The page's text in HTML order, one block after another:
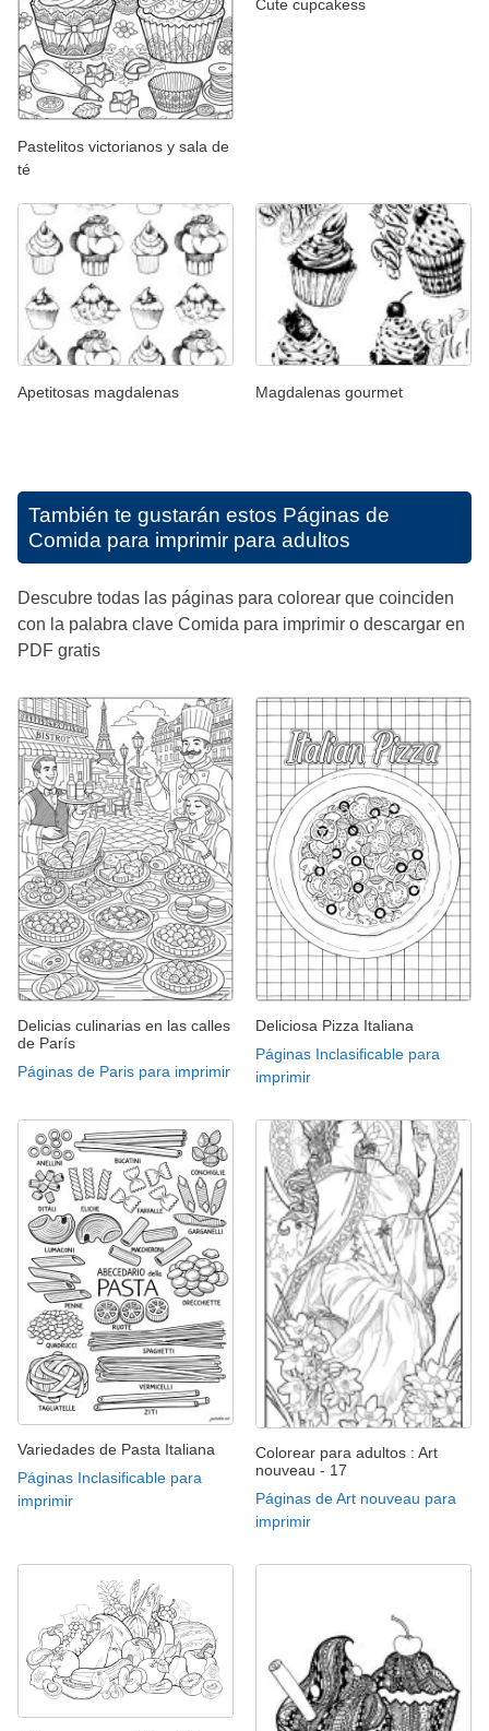
Pastelitos victorianos y sala de
té
Cute cupcakess
Apetitosas magdalenas Magdalenas gourmet
También te gustarán estos Páginas de
Comida para imprimir para adultos
Descubre todas las páginas para colorear que coinciden
con la palabra clave Comida para imprimir o descargar en
PDF gratis
Delicias culinarias en las calles
de París
Páginas de Paris para imprimir
Deliciosa Pizza Italiana
Páginas Inclasificable para
imprimir
Variedades de Pasta Italiana
Páginas Inclasificable para
imprimir
Colorear para adultos : Art
nouveau - 17
Páginas de Art nouveau para
imprimir